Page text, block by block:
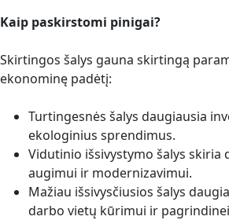
Kaip paskirstomi pinigai?
Skirtingos šalys gauna skirtingą
ekonominę padėtį:
Turtingesnės šalys daugiausia
ekologinius sprendimus.
Vidutinio išsivystymo šalys skiria
augimui ir modernizavimui.
Mažiau išsivysčiusios šalys
darbo vietų kūrimui ir